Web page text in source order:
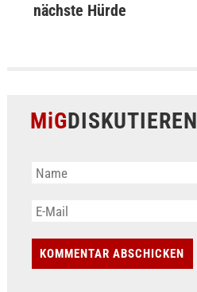
nächste Hürde
MiGDISKUTIEREN